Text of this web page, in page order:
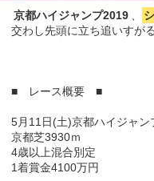
京都ハイジャンプ2019
交わし先頭に立ち追いすが
■ レース概要 ■
5月11日(土)京都ハイジャン
京都芝3930ｍ
4歳以上混合別定
1着賞金4100万円